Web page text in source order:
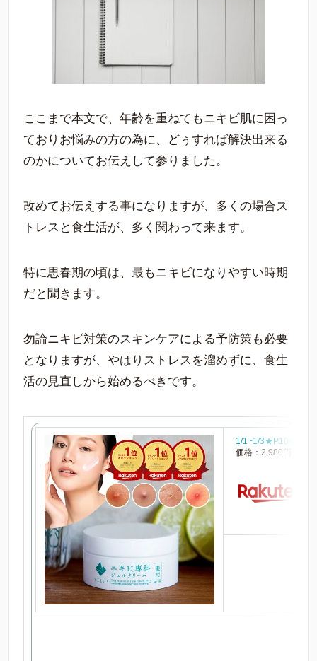
ここまで本文で、年齢を重ねてもニキビ肌に困っ
ておりお悩みの方の為に、どぅすれば解決出来る
のかについてお伝えして参りました。
改めてお伝えする事になりますが、多くの場合ス
トレスと食生活が、多く関わって来ます。
特に思春期の頃は、最もニキビになりやすい時期
だと聞きます。
勿論ニキビ対策のスキンケアによる予防策も必要
となりますが、やはりストレスを溜めずに、食生
活の見直しから始めるべきです。
1/1~1/3★P10倍★75
価格：2,980円（税